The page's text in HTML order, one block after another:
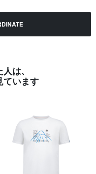
は、
ています